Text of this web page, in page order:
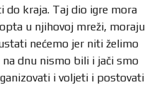
do kraja. Taj dio igre mora
u njihovoj mreži, moraju
nećemo jer niti želimo
dnu nismo bili i jači smo
i voljeti i postovati